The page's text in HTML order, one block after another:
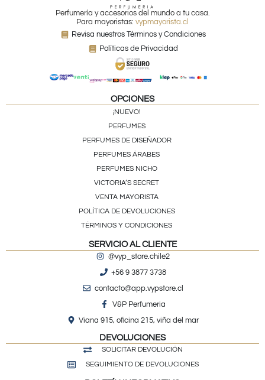
Perfumería y accesorios del mundo a tu casa.
Para mayoristas: vypmayorista.cl
Revisa nuestros Términos y Condiciones
Políticas de Privacidad
OPCIONES
¡NUEVO!
PERFUMES
PERFUMES DE DISEÑADOR
PERFUMES ÁRABES
PERFUMES NICHO
VICTORIA’S SECRET
VENTA MAYORISTA
POLÍTICA DE DEVOLUCIONES
TÉRMINOS Y CONDICIONES
SERVICIO AL CLIENTE
@vyp_store.chile2
+56 9 3877 3738
contacto@app.vypstore.cl
V&P Perfumeria
Viana 915, oficina 215, viña del mar
DEVOLUCIONES
SOLICITAR DEVOLUCIÓN
SEGUIMIENTO DE DEVOLUCIONES